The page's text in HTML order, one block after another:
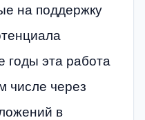
на поддержку
эта работа
числе через
в